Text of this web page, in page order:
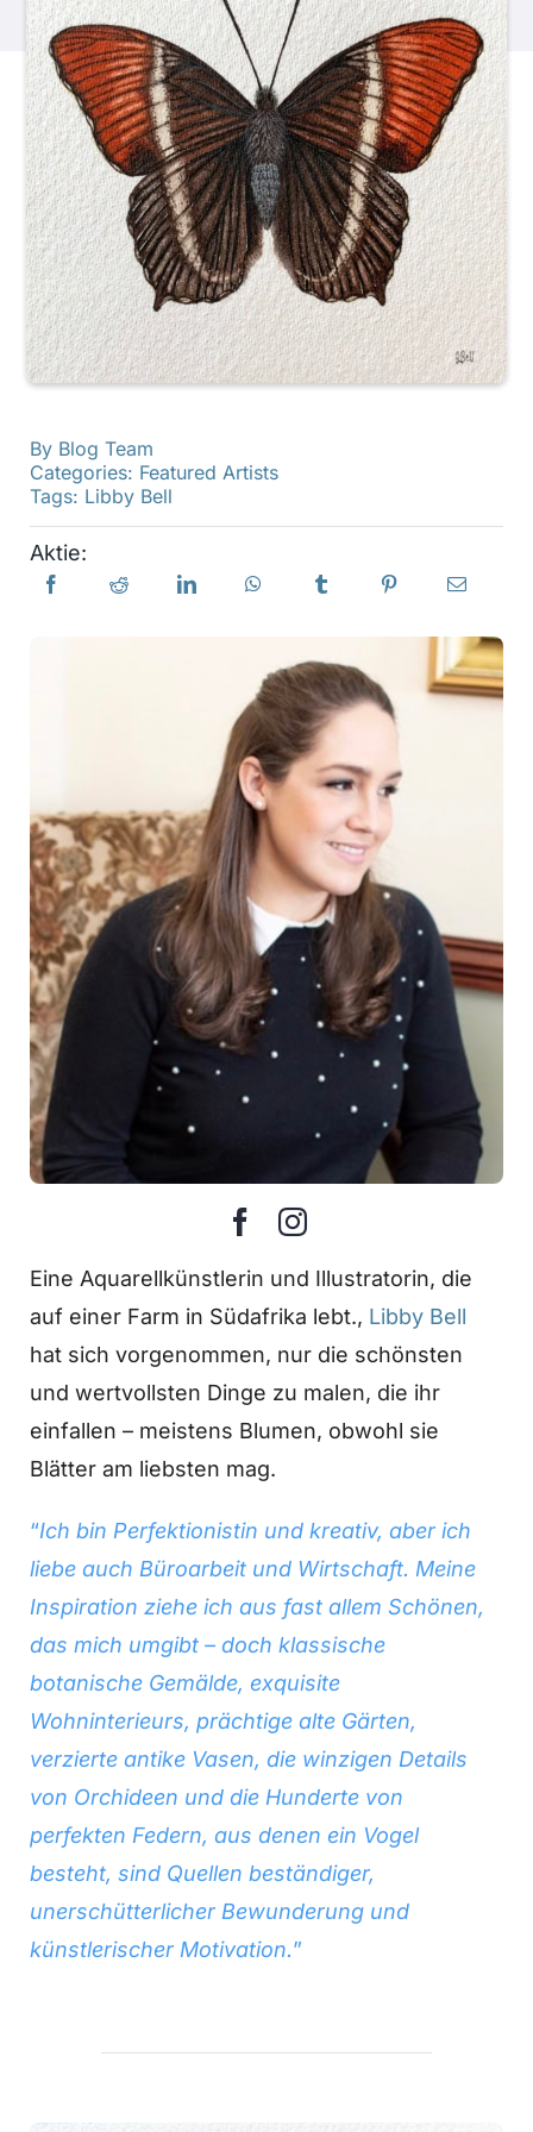
Produkte
Veranstaltungen
Blog
Ressourcen
Händler finden
Kontaktieren Sie uns
Abonnieren
By Blog Team
Categories: Featured Artists
Tags: Libby Bell
Aktie:
Eine Aquarellkünstlerin und Illustratorin, die
auf einer Farm in Südafrika lebt., Libby Bell
hat sich vorgenommen, nur die schönsten
und wertvollsten Dinge zu malen, die ihr
einfallen – meistens Blumen, obwohl sie
Blätter am liebsten mag.
“Ich bin Perfektionistin und kreativ, aber ich
liebe auch Büroarbeit und Wirtschaft. Meine
Inspiration ziehe ich aus fast allem Schönen,
das mich umgibt – doch klassische
botanische Gemälde, exquisite
Wohninterieurs, prächtige alte Gärten,
verzierte antike Vasen, die winzigen Details
von Orchideen und die Hunderte von
perfekten Federn, aus denen ein Vogel
besteht, sind Quellen beständiger,
unerschütterlicher Bewunderung und
künstlerischer Motivation.”